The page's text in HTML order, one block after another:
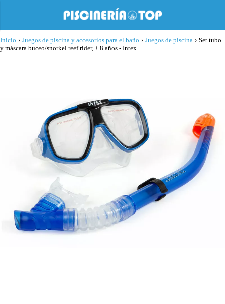
Inicio › Juegos de piscina y accesorios para el baño › Juegos de piscina › Set tubo
y máscara buceo/snorkel reef rider, + 8 años - Intex